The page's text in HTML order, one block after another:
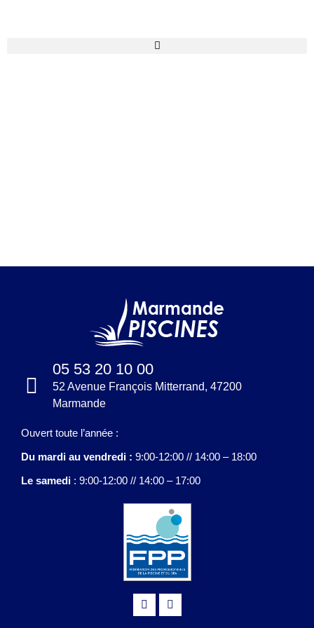
05 53 20 10 00
52 Avenue François Mitterrand, 47200
Marmande
Ouvert toute l’année :
Du mardi au vendredi : 9:00-12:00 // 14:00 – 18:00
Le samedi : 9:00-12:00 // 14:00 – 17:00